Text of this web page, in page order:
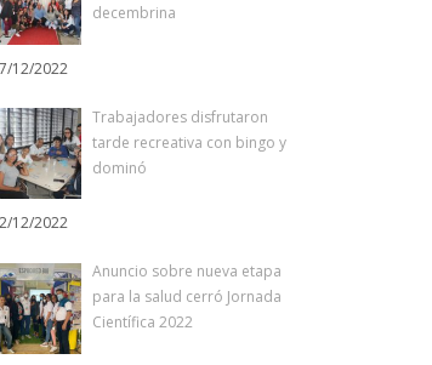
decembrina
12/2022
Trabajadores disfrutaron
tarde recreativa con bingo y
dominó
12/2022
Anuncio sobre nueva etapa
para la salud cerró Jornada
Científica 2022